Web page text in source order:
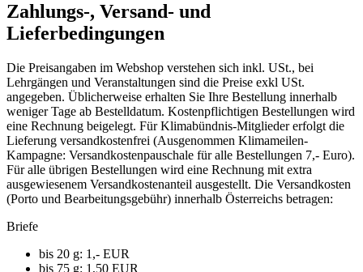
Zahlungs-, Versand- und
Lieferbedingungen
Die Preisangaben im Webshop verstehen sich inkl. USt., bei
Lehrgängen und Veranstaltungen sind die Preise exkl USt.
angegeben. Üblicherweise erhalten Sie Ihre Bestellung innerhalb
weniger Tage ab Bestelldatum. Kostenpflichtigen Bestellungen wird
eine Rechnung beigelegt. Für Klimabündnis-Mitglieder erfolgt die
Lieferung versandkostenfrei (Ausgenommen Klimameilen-
Kampagne: Versandkostenpauschale für alle Bestellungen 7,- Euro).
Für alle übrigen Bestellungen wird eine Rechnung mit extra
ausgewiesenem Versandkostenanteil ausgestellt. Die Versandkosten
(Porto und Bearbeitungsgebühr) innerhalb Österreichs betragen:
Briefe
bis 20 g: 1,- EUR
bis 75 g: 1,50 EUR